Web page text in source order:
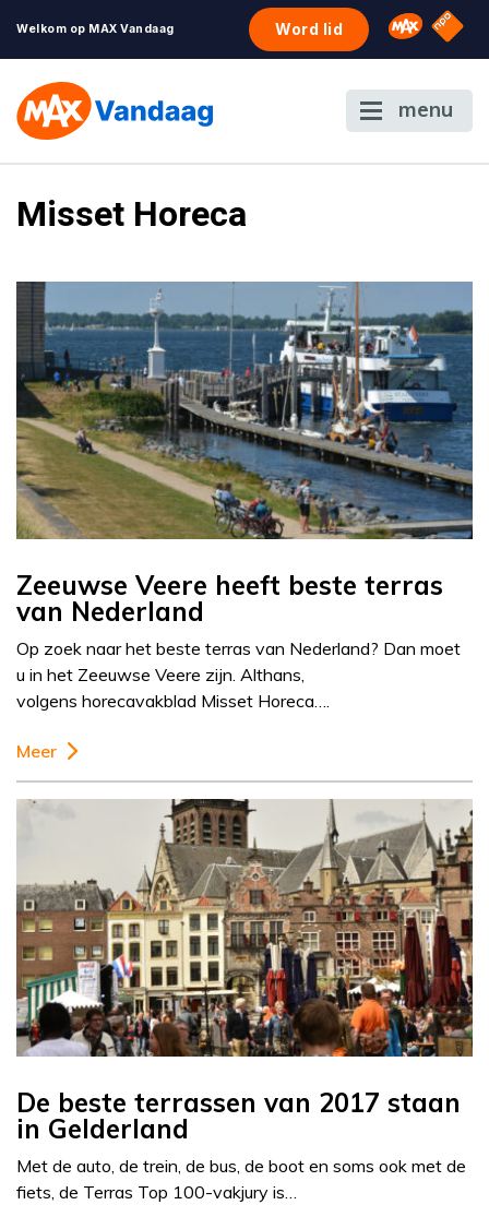
Welkom op MAX Vandaag Word lid Omroep
NPO
menu
Misset Horeca
Zeeuwse Veere heeft beste terras
van Nederland
Op zoek naar het beste terras van Nederland? Dan moet
u in het Zeeuwse Veere zijn. Althans,
volgens horecavakblad Misset Horeca….
Meer
De beste terrassen van 2017 staan
in Gelderland
Met de auto, de trein, de bus, de boot en soms ook met de
fiets, de Terras Top 100-vakjury is…